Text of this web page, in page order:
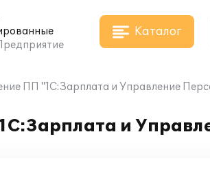
Каталог
ПП "1С:Зарплата и Управление
и